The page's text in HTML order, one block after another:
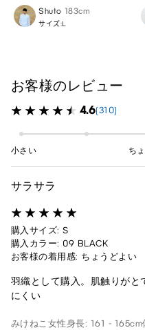
Shuto 183cm
サイズ:L
お客様のレビュー
4.6(310)
小さい ち
サラサラ
購入サイズ: S
購入カラー: 09 BLACK
お客様の着用感: ちょうどよい
羽織として購入。肌触りがと
にくい
みけねこ 女性身長: 161 - 165cm